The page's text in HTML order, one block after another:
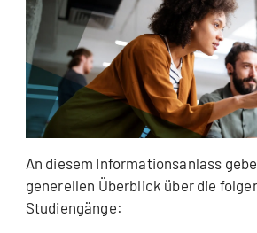
An diesem Informationsanlass
generellen Überblick über die
Studiengänge: